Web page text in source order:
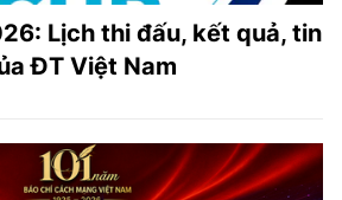
Lịch thi đấu, kết quả, tin
ĐT Việt Nam